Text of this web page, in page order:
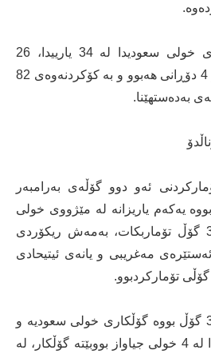
یانەی نەسڕ لەم وەرزەی خولی سعودیدا لە 34 یارییدا، 26
بردنەوە، 4 یەکسانبوون و 4 دۆڕانی هەبوو و بە کۆکردنەوەی 82
بەدەستهێنا.
ئەو دوو گۆڵەی بەرامبەر
بووە یەکەم یاریزانە لە مێژووی خولی
سعودیدا، لە وەرزێکدا 35 گۆڵ تۆماربکات، بەمەش ریکۆردی
مەغریبی و یانەی ئیتیحادی
رۆناڵدۆ بە تۆمارکردنی 35 گۆڵ بووە گۆڵکاری خولی سعودیە و
یەکەم یاریزانە لە مێژوودا لە 4 خولی جیاواز بووبێتە گۆڵکار، لە